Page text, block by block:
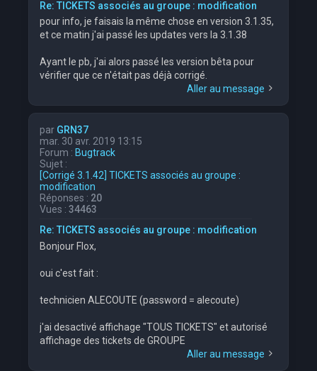
Re: TICKETS associés au groupe : modification
pour info, je faisais la même chose en version 3.1.35,
et ce matin j'ai passé les updates vers la 3.1.38
Ayant le pb, j'ai alors passé les version bêta pour
vérifier que ce n'était pas déjà corrigé.
Aller au message
par GRN37
mar. 30 avr. 2019 13:15
Forum : Bugtrack
Sujet :
[Corrigé 3.1.42] TICKETS associés au groupe :
modification
Réponses : 20
Vues : 34463
Re: TICKETS associés au groupe : modification
Bonjour Flox,
oui c'est fait :
technicien ALECOUTE (password = alecoute)
j'ai desactivé affichage "TOUS TICKETS" et autorisé
affichage des tickets de GROUPE
Aller au message